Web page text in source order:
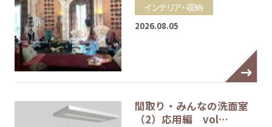
インテリア・収納
2026.08.05
間取り・みんなの洗面室
（2）応用編 vol…